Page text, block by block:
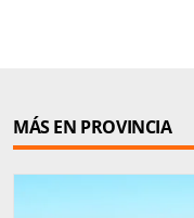
MÁS EN PROVINCIA